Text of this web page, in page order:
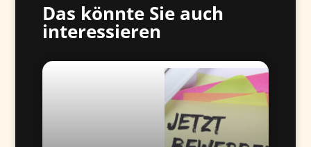
Das könnte Sie auch
interessieren